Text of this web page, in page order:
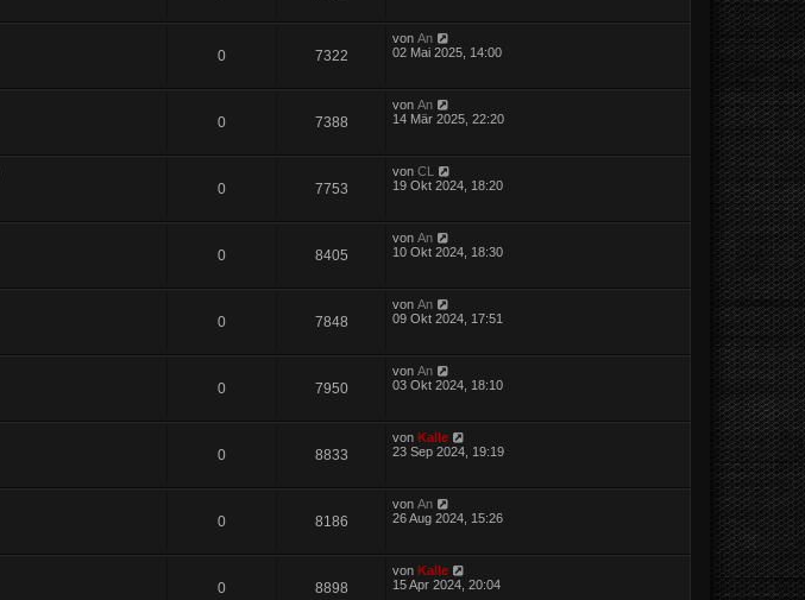
0 7322
von An
02 Mai 2025, 14:00
0 7388
von An
14 Mär 2025, 22:20
0 7753
von CL
19 Okt 2024, 18:20
0 8405
von An
10 Okt 2024, 18:30
0 7848
von An
09 Okt 2024, 17:51
0 7950
von An
03 Okt 2024, 18:10
0 8833
von Kalle
23 Sep 2024, 19:19
0 8186
von An
26 Aug 2024, 15:26
0 8898
von Kalle
15 Apr 2024, 20:04